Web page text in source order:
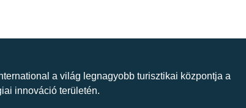
a világ legnagyobb turisztikai központja a
innováció területén.